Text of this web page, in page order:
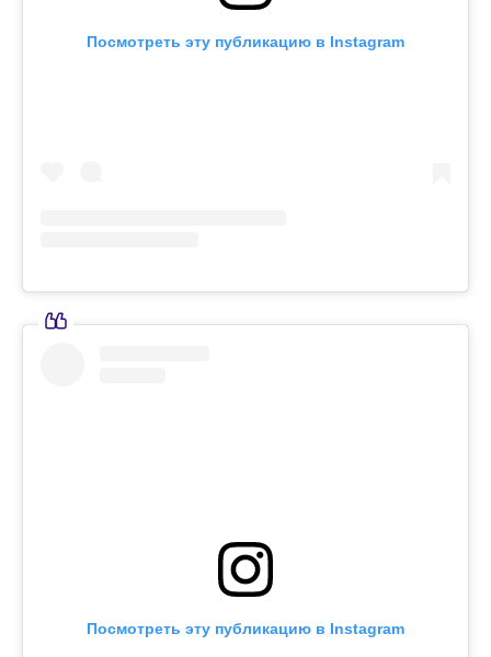
Посмотреть эту публикацию в Instagram
Посмотреть эту публикацию в Instagram